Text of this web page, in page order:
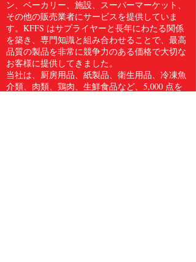
ン、ベーカリー、施設、スーパーマーケット、
その他の販売業者にサービスを提供していま
す。KFFS はサプライヤーと長年にわたる関係
を築き、専門知識と組み合わせることで、最高
品質の製品を非常に競争力のある価格で大切な
お客様に提供してきました。
当社は、厨房用品、紙製品、衛生用品、冷凍魚
介類、肉類、鶏肉、生鮮食品など、5,000 点を